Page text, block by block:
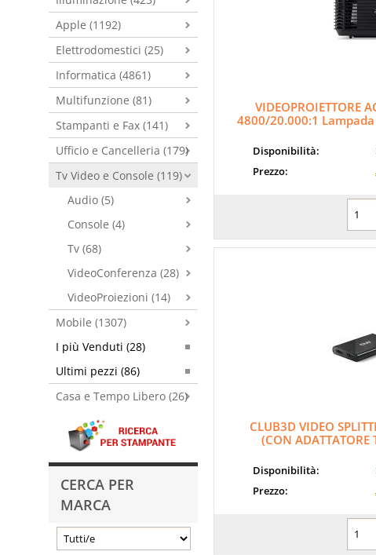
Apple (1192)
Elettrodomestici (25)
Informatica (4861)
Multifunzione (81)
Stampanti e Fax (141)
Ufficio e Cancelleria (179)
Tv Video e Console (119)
Audio (5)
Console (4)
Tv (68)
VideoConferenza (28)
VideoProiezioni (14)
Mobile (1307)
I più Venduti (28)
Ultimi pezzi (86)
Casa e Tempo Libero (26)
CERCA PER
MARCA
VIDEOPROIETTORE
4800/20.000:1
Disponibilità:
Prezzo:
CLUB3D VIDEO
(CON
Disponibilità:
Prezzo: